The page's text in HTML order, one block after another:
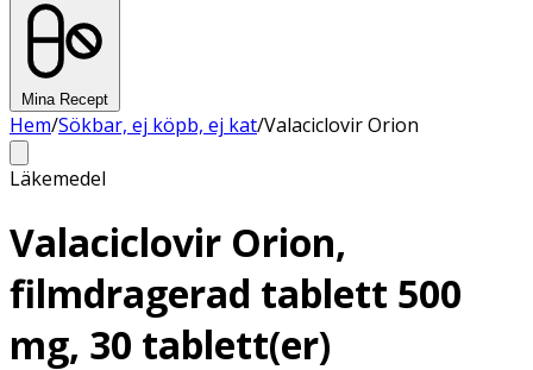
Mina Recept
Hem/Sökbar, ej köpb, ej kat/Valaciclovir Orion
Läkemedel
Valaciclovir Orion,
filmdragerad tablett 500
mg, 30 tablett(er)